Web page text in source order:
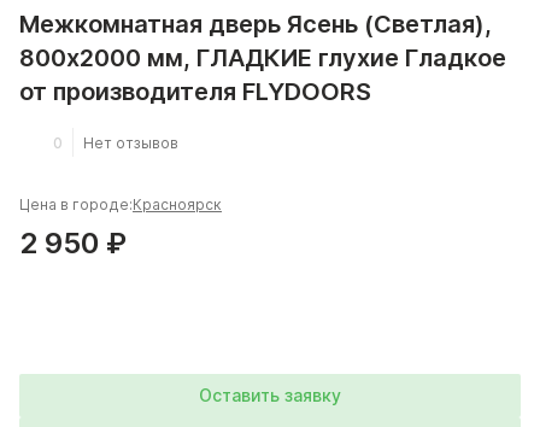
Межкомнатная дверь Ясень (Светлая),
800x2000 мм, ГЛАДКИЕ глухие Гладкое
от производителя FLYDOORS
0 Нет отзывов
Цена в городе:Красноярск
2 950 ₽
Оставить заявку